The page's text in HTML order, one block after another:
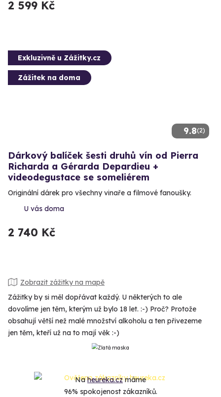
2 599 Kč
9.8(2)
Exkluzivně u Zážitky.cz
Zážitek na doma
Dárkový balíček šesti druhů vín od Pierra
Richarda a Gérarda Depardieu +
videodegustace se someliérem
Originální dárek pro všechny vinaře a filmové fanoušky.
U vás doma
2 740 Kč
Zobrazit zážitky na mapě
Zážitky by si měl dopřávat každý. U některých to ale
dovolíme jen těm, kterým už bylo 18 let. :-) Proč? Protože
obsahují větší než malé množství alkoholu a ten přivezeme
jen těm, kteří už na to mají věk :-)
Naheureka.czmáme
96% spokojenost zákazníků.